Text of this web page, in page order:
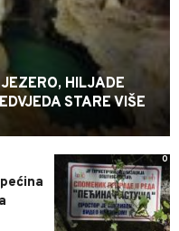
HILJADE
STARE VIŠE
0